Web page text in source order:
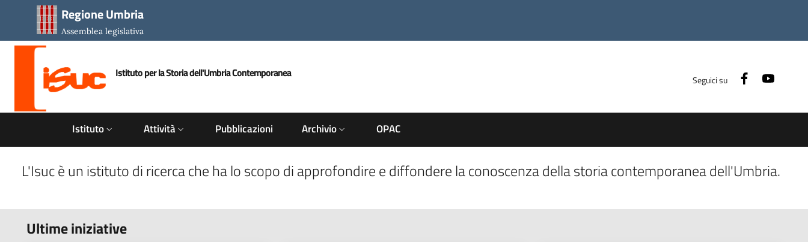
Salta al contenuto principale
Salta al piè di paginaRegione Umbria
Assemblea legislativa
Istituto per la Storia dell'Umbria Contemporanea
Seguici su Facebook
ISUCIstituto Attività Pubblicazioni Archivio OPAC
L'Isuc è un istituto di ricerca che ha lo scopo di approfondire e diffondere la conoscenza della storia contemporanea dell'Umbria.
Ultime iniziative